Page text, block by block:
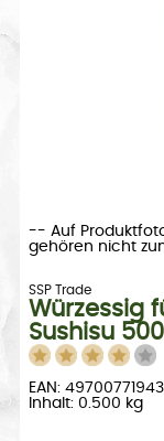
-- Auf
gehören nicht
SSP Trade
Würzessig
Sushisu
EAN:
Inhalt: 0.500 kg